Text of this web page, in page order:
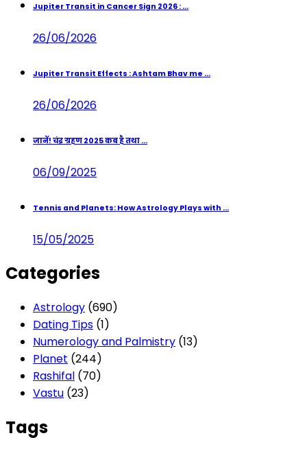
Jupiter Transit in Cancer Sign 2026 : ...
26/06/2026
Jupiter Transit Effects : Ashtam Bhav me ...
26/06/2026
जानें! चंद्र ग्रहण 2025 कब है तथा ...
06/09/2025
Tennis and Planets: How Astrology Plays with ...
15/05/2025
Categories
Astrology (690)
Dating Tips (1)
Numerology and Palmistry (13)
Planet (244)
Rashifal (70)
Vastu (23)
Tags